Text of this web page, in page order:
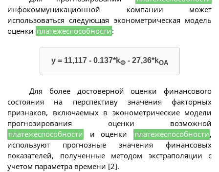
инфокоммуникационной компании может
использоваться следующая эконометрическая модель
оценки платежеспособности:
y = 11,117 - 0.137*kФ- 27,36*kОА
Для более достоверной оценки финансового
состояния на перспективу значения факторных
признаков, включаемых в эконометрические модели
прогнозирования оценки возможной
платежеспособности и оценки платежеспособности,
используют прогнозные значения финансовых
показателей, полученные методом экстраполяции с
учетом параметра времени [2].